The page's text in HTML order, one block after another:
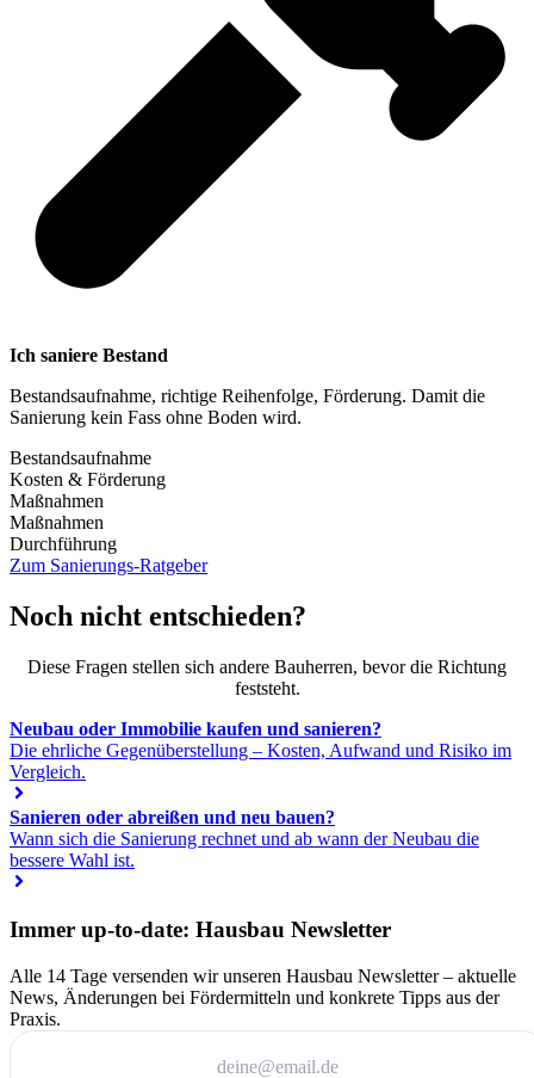
Ich saniere Bestand
Bestandsaufnahme, richtige Reihenfolge, Förderung. Damit die
Sanierung kein Fass ohne Boden wird.
Bestandsaufnahme
Kosten & Förderung
Maßnahmen
Maßnahmen
Durchführung
Zum Sanierungs-Ratgeber
Noch nicht entschieden?
Diese Fragen stellen sich andere Bauherren, bevor die Richtung
feststeht.
Neubau oder Immobilie kaufen und sanieren?
Die ehrliche Gegenüberstellung – Kosten, Aufwand und Risiko im
Vergleich.
Sanieren oder abreißen und neu bauen?
Wann sich die Sanierung rechnet und ab wann der Neubau die
bessere Wahl ist.
Immer up-to-date: Hausbau Newsletter
Alle 14 Tage versenden wir unseren Hausbau Newsletter – aktuelle
News, Änderungen bei Fördermitteln und konkrete Tipps aus der
Praxis.